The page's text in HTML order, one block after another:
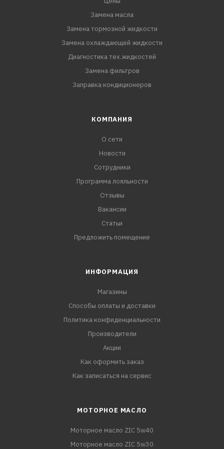
Замена масла
Замена тормозной жидкости
Замена охлаждающей жидкости
Диагностика тех.жидкостей
Замена фильтров
Заправка кондиционеров
КОМПАНИЯ
О сети
Новости
Сотрудники
Программа лояльности
Отзывы
Вакансии
Статьи
Предложить помещение
ИНФОРМАЦИЯ
Магазины
Способы оплаты и доставки
Политика конфиденциальности
Производители
Акции
Как оформить заказ
Как записаться на сервис
МОТОРНОЕ МАСЛО
Моторное масло ZIC 5w40
Моторное масло ZIC 5w30